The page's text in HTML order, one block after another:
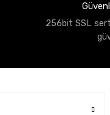
256bit SSL